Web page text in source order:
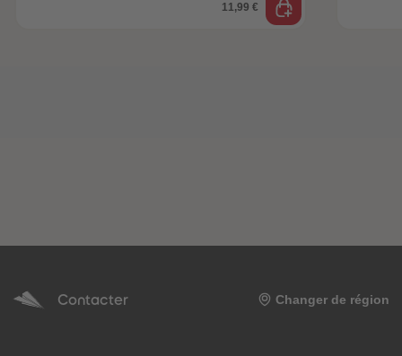
11,99 €
Contacter Changer de région